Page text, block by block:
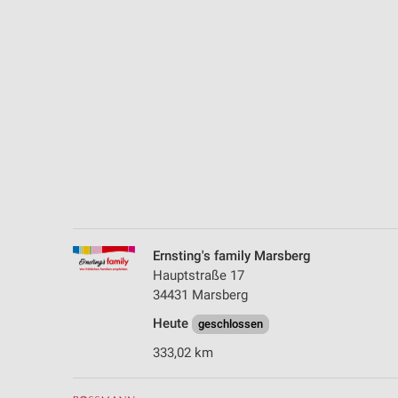
Ernsting's family Marsberg
Hauptstraße 17
34431 Marsberg
Heute
geschlossen
333,02 km
Nicht-IAB-Verarbeitungszwecke: